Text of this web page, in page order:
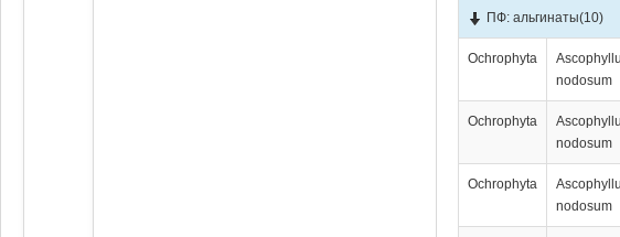
ПФ: альгинаты(10)
Ochrophyta
nodosum
Ochrophyta
nodosum
Ochrophyta
nodosum